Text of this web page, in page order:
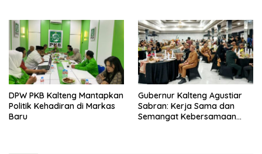
DPW PKB Kalteng Mantapkan
Politik Kehadiran di Markas
Baru
Gubernur Kalteng Agustiar
Sabran: Kerja Sama dan
Semangat Kebersamaan